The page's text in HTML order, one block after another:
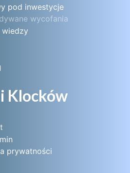
pod inwestycje
wycofania
wiedzy
Klocków
prywatności